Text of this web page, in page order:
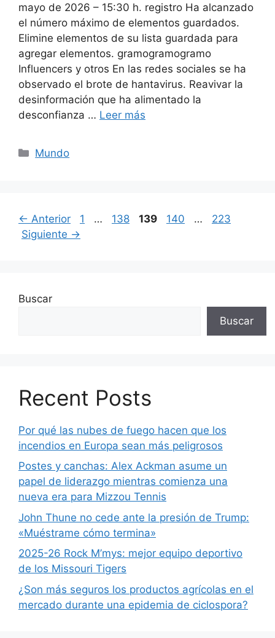
mayo de 2026 – 15:30 h. registro Ha alcanzado
el número máximo de elementos guardados.
Elimine elementos de su lista guardada para
agregar elementos. gramogramogramo
Influencers y otros En las redes sociales se ha
observado el brote de hantavirus. Reavivar la
desinformación que ha alimentado la
desconfianza … Leer más
Categorías
Mundo
← Anterior Página
1 … Página
138 Página
139 Página
140 … Página
223
Siguiente →
Buscar
Buscar
Recent Posts
Por qué las nubes de fuego hacen que los
incendios en Europa sean más peligrosos
Postes y canchas: Alex Ackman asume un
papel de liderazgo mientras comienza una
nueva era para Mizzou Tennis
John Thune no cede ante la presión de Trump:
«Muéstrame cómo termina»
2025-26 Rock M’mys: mejor equipo deportivo
de los Missouri Tigers
¿Son más seguros los productos agrícolas en el
mercado durante una epidemia de ciclospora?